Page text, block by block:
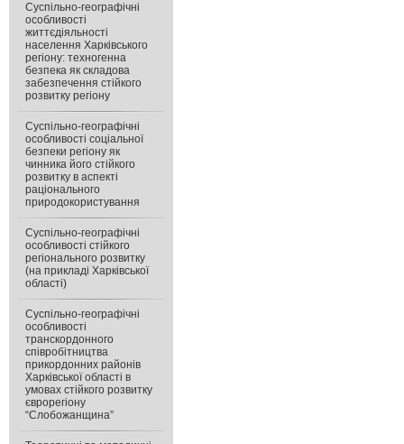
Суспільно-географічні
особливості
життєдіяльності
населення Харківського
регіону: техногенна
безпека як складова
забезпечення стійкого
розвитку регіону
Суспільно-географічні
особливості соціальної
безпеки регіону як
чинника його стійкого
розвитку в аспекті
раціонального
природокористування
Суспільно-географічні
особливості стійкого
регіонального розвитку
(на прикладі Харківської
області)
Суспільно-географічні
особливості
транскордонного
співробітництва
прикордонних районів
Харківської області в
умовах стійкого розвитку
єврорегіону
“Слобожанщина”